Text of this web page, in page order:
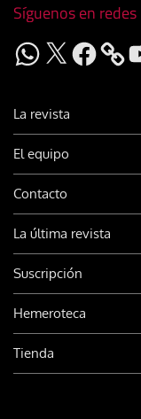
Síguenos en redes
WhatsApp
X Facebook
La revista
El equipo
Contacto
La última revista
Suscripción
Hemeroteca
Tienda